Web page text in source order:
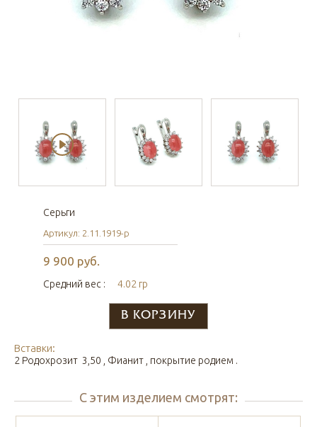
Серьги
Артикул: 2.11.1919-р
9 900 руб.
Средний вес : 4.02 гр
Вставки:
2 Родохрозит 3,50 , Фианит , покрытие родием .
С этим изделием смотрят: